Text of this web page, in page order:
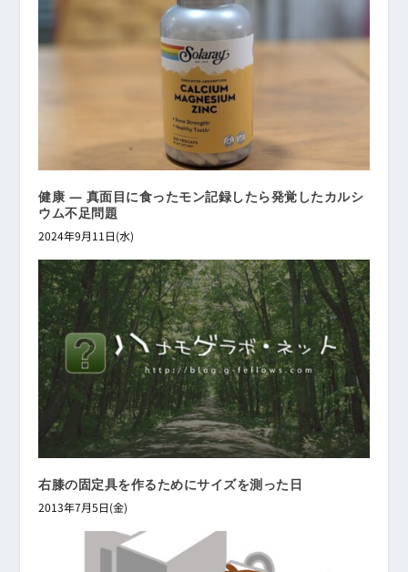
健康 ― 真面目に食ったモン記録したら発覚したカルシ
ウム不足問題
2024年9月11日(水)
右膝の固定具を作るためにサイズを測った日
2013年7月5日(金)